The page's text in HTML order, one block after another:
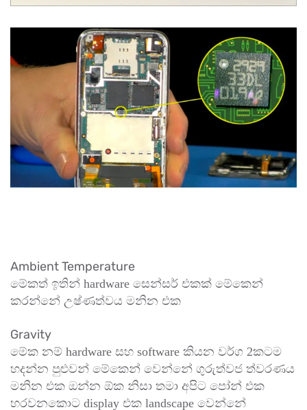
Ambient Temperature
මේකත් ඉතින් hardware සෙන්සර් එකක් මේකෙන්
කරන්නේ උෂ්ණත්වය මනින එක
Gravity
මේක නම් hardware සහ software කියන වර්ග 2කටම
හදන්න පුළුවන් මේකෙන් වෙන්නේ ගුරුත්වජ ත්වරණය
මනින එක ඔන්න ඕක නිසා තමා අපිට පෝන් එක
හරවනකොට display එක landscape වෙන්නේ